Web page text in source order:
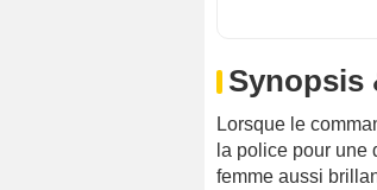
Synopsis
Lorsque le
la police pour une
femme aussi